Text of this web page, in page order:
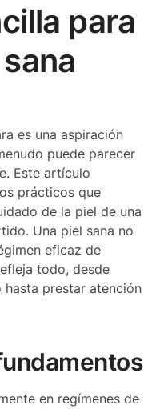
para
es una aspiración
puede parecer
Este artículo
prácticos que
de la piel de una
Una piel sana no
eficaz de
todo, desde
prestar atención
en regímenes de